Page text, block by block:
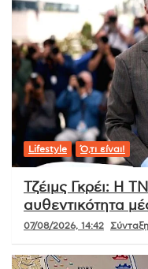
Lifestyle Ό,τι είναι!
Τζέιμς Γκρέι: Η
αυθεντικότητα
07/08/2026, 14:42